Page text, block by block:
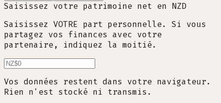
Saisissez votre patrimoine net en NZD
Saisissez VOTRE part personnelle. Si vous
partagez vos finances avec votre
partenaire, indiquez la moitié.
Vos données restent dans votre navigateur.
Rien n'est stocké ni transmis.